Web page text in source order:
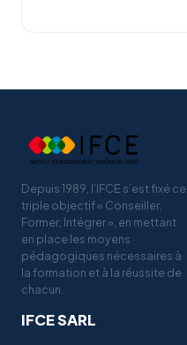
Depuis 1989, l’IFCE s’est fixé ce
triple objectif « Conseiller,
Former, Intégrer », en mettant
en place les moyens
pédagogiques nécessaires à
la formation et à la réussite de
chacun.
IFCE SARL